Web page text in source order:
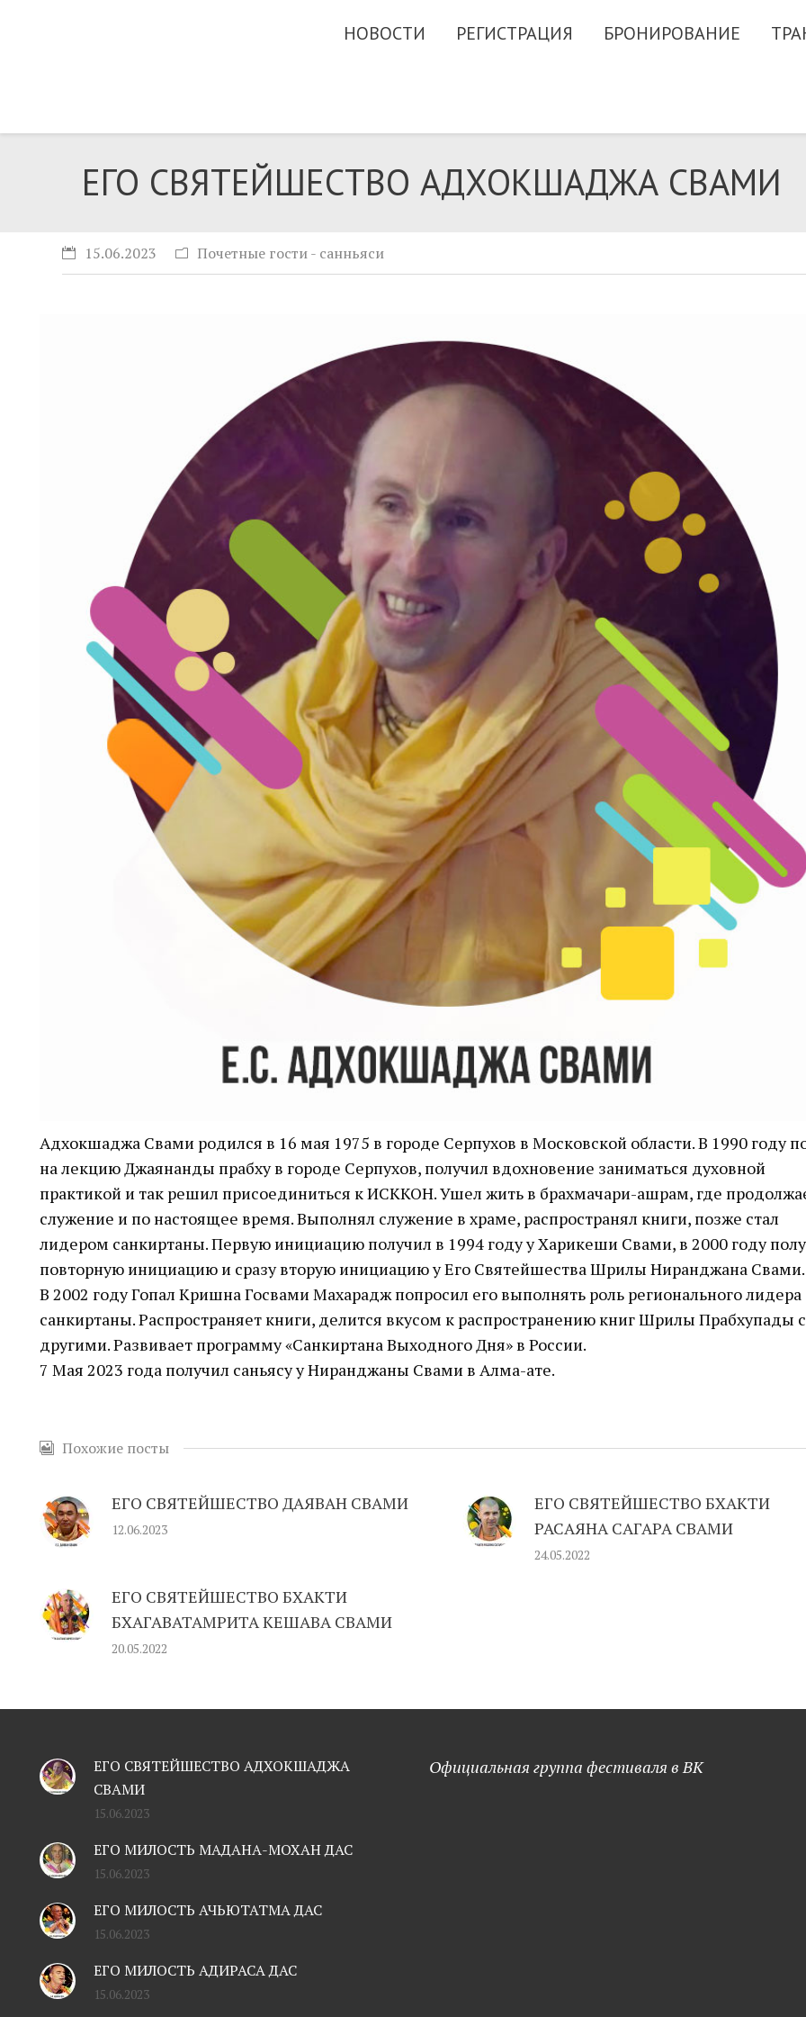
НОВОСТИ РЕГИСТРАЦИЯ БРОНИРОВАНИЕ
ЕГО СВЯТЕЙШЕСТВО АДХОКШАДЖА СВАМИ
15.06.2023 Почетные гости - санньяси
Адхокшаджа Свами родился в 16 мая 1975 в городе Серпухов в Московской области. В 1990 году
на лекцию Джаянанды прабху в городе Серпухов, получил вдохновение заниматься духовной
практикой и так решил присоединиться к ИСККОН. Ушел жить в брахмачари-ашрам, где
служение и по настоящее время. Выполнял служение в храме, распространял книги, позже стал
лидером санкиртаны. Первую инициацию получил в 1994 году у Харикеши Свами, в 2000 году
повторную инициацию и сразу вторую инициацию у Его Святейшества Шрилы Ниранджана Свами.
В 2002 году Гопал Кришна Госвами Махарадж попросил его выполнять роль регионального лидера
санкиртаны. Распространяет книги, делится вкусом к распространению книг Шрилы Прабхупады с
другими. Развивает программу «Санкиртана Выходного Дня» в России.
7 Мая 2023 года получил саньясу у Ниранджаны Свами в Алма-ате.
Похожие посты
ЕГО СВЯТЕЙШЕСТВО ДАЯВАН СВАМИ
12.06.2023
ЕГО СВЯТЕЙШЕСТВО БХАКТИ
РАСАЯНА САГАРА СВАМИ
24.05.2022
ЕГО СВЯТЕЙШЕСТВО БХАКТИ
БХАГАВАТАМРИТА КЕШАВА СВАМИ
20.05.2022
ЕГО СВЯТЕЙШЕСТВО АДХОКШАДЖА
СВАМИ
15.06.2023
ЕГО МИЛОСТЬ МАДАНА-МОХАН ДАС
15.06.2023
ЕГО МИЛОСТЬ АЧЬЮТАТМА ДАС
15.06.2023
ЕГО МИЛОСТЬ АДИРАСА ДАС
15.06.2023
Официальная группа фестиваля в ВК